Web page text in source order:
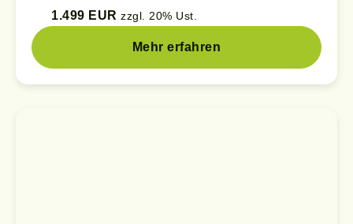
1.499 EUR zzgl. 20% Ust.
Mehr erfahren